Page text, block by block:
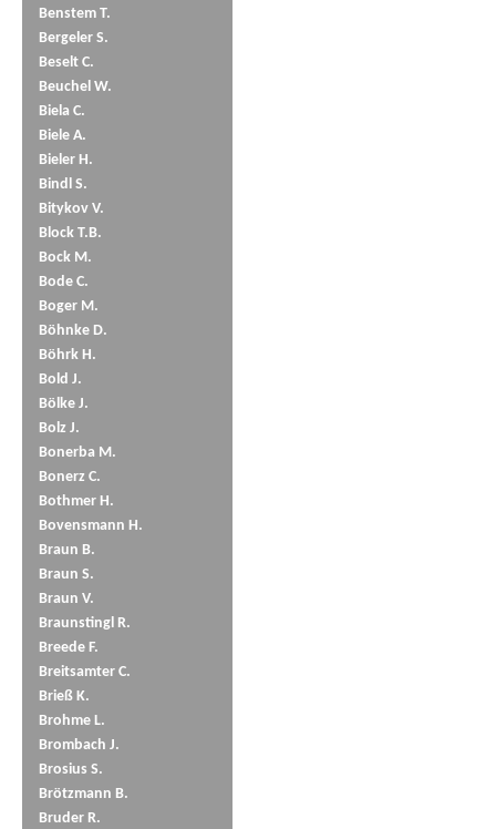
Benstem T.
Bergeler S.
Beselt C.
Beuchel W.
Biela C.
Biele A.
Bieler H.
Bindl S.
Bitykov V.
Block T.B.
Bock M.
Bode C.
Boger M.
Böhnke D.
Böhrk H.
Bold J.
Bölke J.
Bolz J.
Bonerba M.
Bonerz C.
Bothmer H.
Bovensmann H.
Braun B.
Braun S.
Braun V.
Braunstingl R.
Breede F.
Breitsamter C.
Brieß K.
Brohme L.
Brombach J.
Brosius S.
Brötzmann B.
Bruder R.